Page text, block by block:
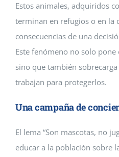
Estos animales, adquiridos
terminan en refugios o en la
consecuencias de una
Este fenómeno no solo
sino que también
trabajan para protegerlos.
Una campaña de
El lema “Son mascotas, no
educar a la población sobre